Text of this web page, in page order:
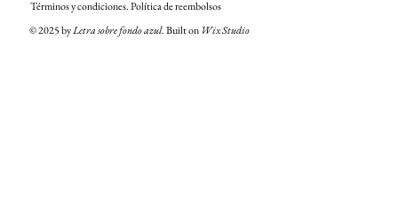
​Términos y condiciones. Política de reembolsos
© 2025 byLetra sobre fondo azul. Built on Wix Studio